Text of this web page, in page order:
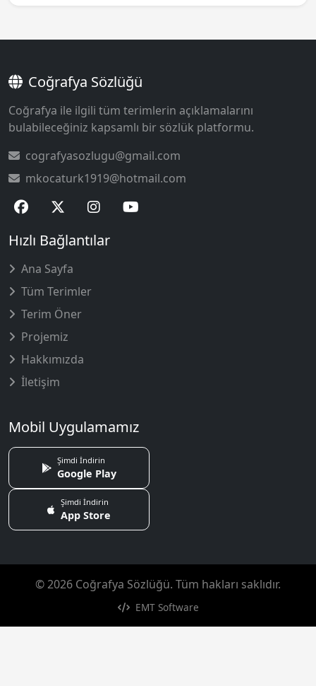
Coğrafya Sözlüğü
Coğrafya ile ilgili tüm terimlerin açıklamalarını
bulabileceğiniz kapsamlı bir sözlük platformu.
cografyasozlugu@gmail.com
mkocaturk1919@hotmail.com
Hızlı Bağlantılar
Ana Sayfa
Tüm Terimler
Terim Öner
Projemiz
Hakkımızda
İletişim
Mobil Uygulamamız
Şimdi İndirin
Google Play
Şimdi İndirin
App Store
© 2026 Coğrafya Sözlüğü. Tüm hakları saklıdır.
EMT Software